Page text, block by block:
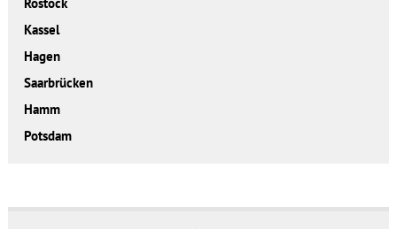
Kassel
Hagen
Saarbrücken
Hamm
Potsdam